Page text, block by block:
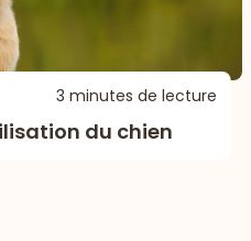
3 minutes de lecture
du chien